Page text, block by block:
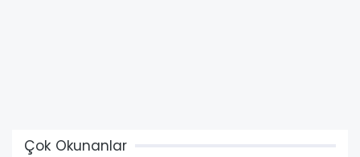
Çok Okunanlar